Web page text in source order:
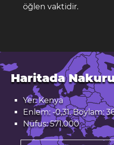
öğlen vaktidir.
Haritada
Yer: Kenya
Enlem: -0,31. Boylam:
Nüfus: 571.000